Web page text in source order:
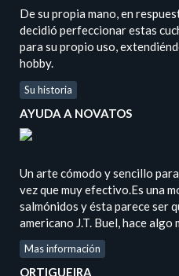
De su propia mano, en
decidió perfeccionar estas
para su propio uso,
hobby.
Su historia
AYUDA A NOVATOS
Un arte cómodo y sencillo
vez que muy efectivo.Es una
salmónidos y ésta parece ser
americano J.T. Buel, hace algo
Mas información
ORTIGUEIRA